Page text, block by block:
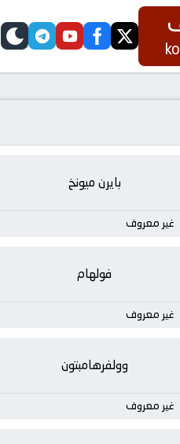
twitter
facebook
youtube
telegram
skin
بايرن ميونخ
غير معروف
فولهام
غير معروف
وولفرهامبتون
غير معروف